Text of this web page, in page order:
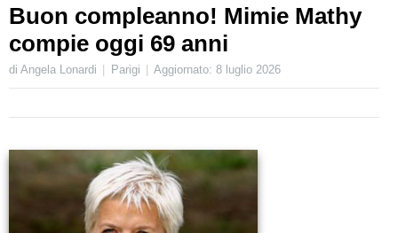
Buon compleanno! Mimie Mathy
compie oggi 69 anni
di Angela Lonardi Parigi Aggiornato:8 luglio 2026